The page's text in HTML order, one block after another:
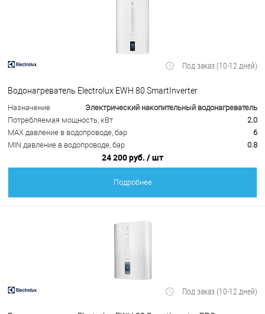
Под заказ (10-12 дней)
Водонагреватель Electrolux EWH 80 SmartInverter
Назначение
Электрический накопительный водонагреватель
Потребляемая мощность, кВт
2.0
MAX давление в водопроводе, бар
6
MIN давление в водопроводе, бар
0.8
24 200 руб. / шт
Подробнее
Под заказ (10-12 дней)